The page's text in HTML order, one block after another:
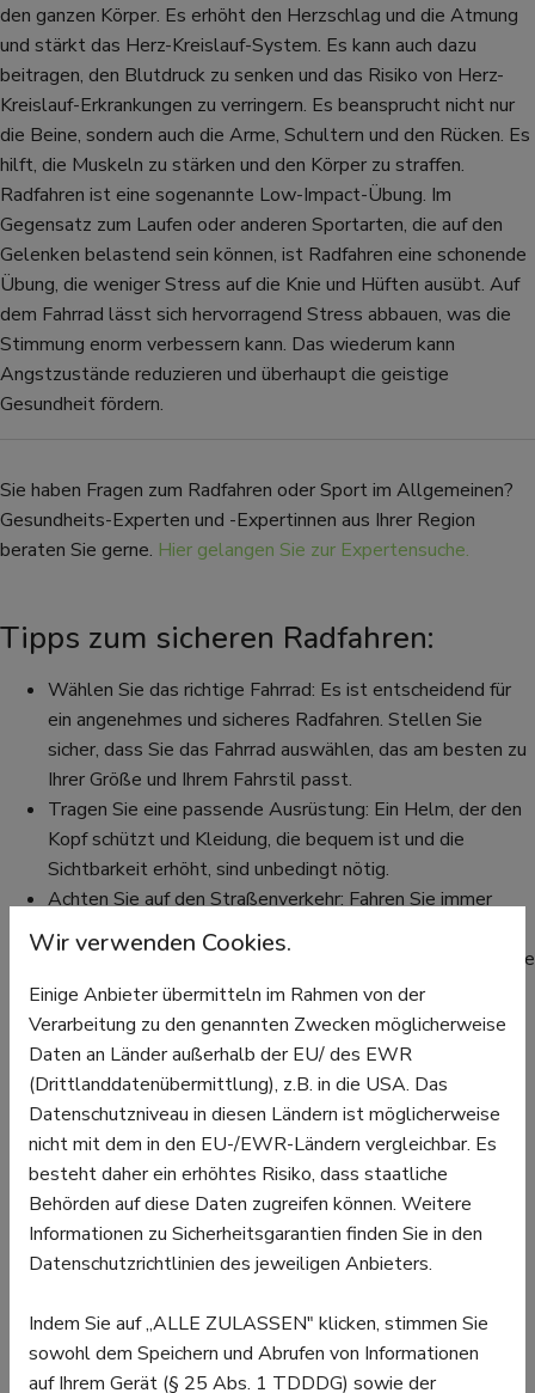
den ganzen Körper. Es erhöht den Herzschlag und die Atmung
und stärkt das Herz-Kreislauf-System. Es kann auch dazu
beitragen, den Blutdruck zu senken und das Risiko von Herz-
Kreislauf-Erkrankungen zu verringern. Es beansprucht nicht nur
die Beine, sondern auch die Arme, Schultern und den Rücken. Es
hilft, die Muskeln zu stärken und den Körper zu straffen.
Radfahren ist eine sogenannte Low-Impact-Übung. Im
Gegensatz zum Laufen oder anderen Sportarten, die auf den
Gelenken belastend sein können, ist Radfahren eine schonende
Übung, die weniger Stress auf die Knie und Hüften ausübt. Auf
dem Fahrrad lässt sich hervorragend Stress abbauen, was die
Stimmung enorm verbessern kann. Das wiederum kann
Angstzustände reduzieren und überhaupt die geistige
Gesundheit fördern.
Sie haben Fragen zum Radfahren oder Sport im Allgemeinen?
Gesundheits-Experten und -Expertinnen aus Ihrer Region
beraten Sie gerne. Hier gelangen Sie zur Expertensuche.
Tipps zum sicheren Radfahren:
Wählen Sie das richtige Fahrrad: Es ist entscheidend für
ein angenehmes und sicheres Radfahren. Stellen Sie
sicher, dass Sie das Fahrrad auswählen, das am besten zu
Ihrer Größe und Ihrem Fahrstil passt.
Tragen Sie eine passende Ausrüstung: Ein Helm, der den
Kopf schützt und Kleidung, die bequem ist und die
Sichtbarkeit erhöht, sind unbedingt nötig.
Achten Sie auf den Straßenverkehr: Fahren Sie immer
vorsichtig und aufmerksam. Achten Sie auf
Verkehrszeichen und Verkehrsschilder und signalisieren Sie
deutlich sichtbar mit Handzeichen, wenn Sie abbiegen
wollen.
Passen Sie Ihre Geschwindigkeit an: Insbesondere bei
schlechtem Wetter oder auf unebenen Straßen muss die
Fahrweise den Gegebenheiten angepasst werden.
Vermeiden Sie schnelle Kurven und, wenn möglich,
plötzliches Bremsen.
Wählen Sie die richtige Strecke: Eine sichere und
angenehme Strecke, die Ihrem Fähigkeitsniveau
entspricht, verspricht mehr Fahrspaß. Ein weiterer Tipp
entscheiden Sie sich für ruhigere und landschaftlich
reizvolle Strecken.
Halten Sie Ihr Fahrrad in gutem Zustand: Überprüfen Sie
Wir verwenden Cookies.
Einige Anbieter übermitteln im Rahmen von der
Verarbeitung zu den genannten Zwecken möglicherweise
Daten an Länder außerhalb der EU/ des EWR
(Drittlanddatenübermittlung), z.B. in die USA. Das
Datenschutzniveau in diesen Ländern ist möglicherweise
nicht mit dem in den EU-/EWR-Ländern vergleichbar. Es
besteht daher ein erhöhtes Risiko, dass staatliche
Behörden auf diese Daten zugreifen können. Weitere
Informationen zu Sicherheitsgarantien finden Sie in den
Datenschutzrichtlinien des jeweiligen Anbieters.
Indem Sie auf „ALLE ZULASSEN" klicken, stimmen Sie
sowohl dem Speichern und Abrufen von Informationen
auf Ihrem Gerät (§ 25 Abs. 1 TDDDG) sowie der